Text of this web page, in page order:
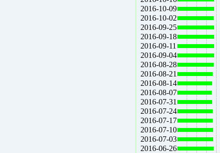
2016-10-09
2016-10-02
2016-09-25
2016-09-18
2016-09-11
2016-09-04
2016-08-28
2016-08-21
2016-08-14
2016-08-07
2016-07-31
2016-07-24
2016-07-17
2016-07-10
2016-07-03
2016-06-26